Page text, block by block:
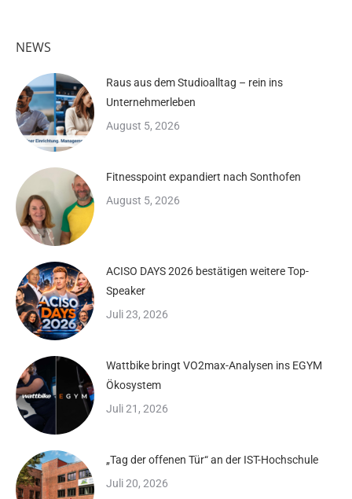
NEWS
Raus aus dem Studioalltag – rein ins
Unternehmerleben
August 5, 2026
Fitnesspoint expandiert nach Sonthofen
August 5, 2026
ACISO DAYS 2026 bestätigen weitere Top-
Speaker
Juli 23, 2026
Wattbike bringt VO2max-Analysen ins EGYM
Ökosystem
Juli 21, 2026
„Tag der offenen Tür“ an der IST-Hochschule
Juli 20, 2026